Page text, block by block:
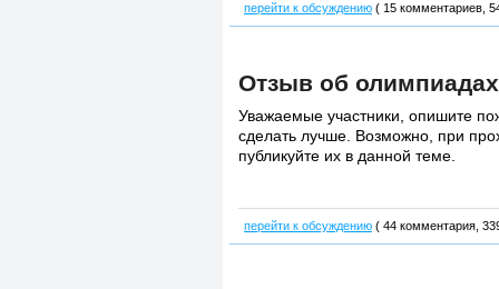
перейти к обсуждению ( 15 комментариев,
Отзыв об
Уважаемые участники, опишите
сделать лучше. Возможно, при
публикуйте их в данной теме.
перейти к обсуждению ( 44 комментария,